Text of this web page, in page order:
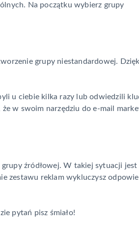
Na początku wybierz grupy
grupy niestandardowej.
u ciebie kilka razy lub odwiedzili
w swoim narzędziu do e-mail
grupy źródłowej. W takiej sytuacji jest
zestawu reklam wykluczysz
pytań pisz śmiało!